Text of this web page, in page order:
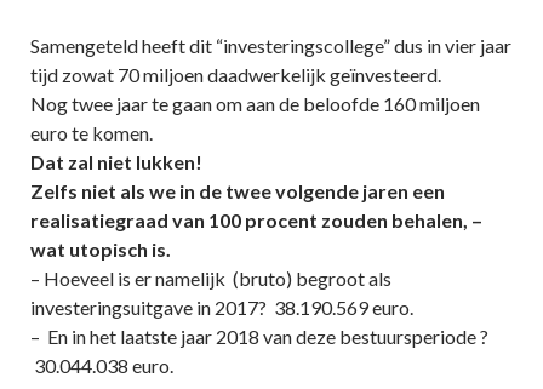
Samengeteld heeft dit “investeringscollege” dus in vier jaar
tijd zowat 70 miljoen daadwerkelijk geïnvesteerd.
Nog twee jaar te gaan om aan de beloofde 160 miljoen
euro te komen.
Dat zal niet lukken!
Zelfs niet als we in de twee volgende jaren een
realisatiegraad van 100 procent zouden behalen, –
wat utopisch is.
– Hoeveel is er namelijk (bruto) begroot als
investeringsuitgave in 2017? 38.190.569 euro.
– En in het laatste jaar 2018 van deze bestuursperiode ?
30.044.038 euro.